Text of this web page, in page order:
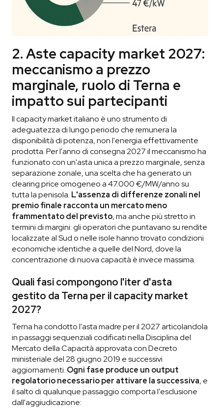
2. Aste capacity market 2027:
meccanismo a prezzo
marginale, ruolo di Terna e
impatto sui partecipanti
Il capacity market italiano è uno strumento di
adeguatezza di lungo periodo che remunera la
disponibilità di potenza, non l'energia effettivamente
prodotta. Per l'anno di consegna 2027 il meccanismo ha
funzionato con un'asta unica a prezzo marginale, senza
separazione zonale, una scelta che ha generato un
clearing price omogeneo a 47.000 €/MW/anno su
tutta la penisola. L'assenza di differenze zonali nel
premio finale racconta un mercato meno
frammentato del previsto, ma anche più stretto in
termini di margini: gli operatori che puntavano su rendite
localizzate al Sud o nelle isole hanno trovato condizioni
economiche identiche a quelle del Nord, dove la
concentrazione di nuova capacità è invece massima.
Quali fasi compongono l'iter d'asta
gestito da Terna per il capacity market
2027?
Terna ha condotto l'asta madre per il 2027 articolandola
in passaggi sequenziali codificati nella Disciplina del
Mercato della Capacità approvata con Decreto
ministeriale del 28 giugno 2019 e successivi
aggiornamenti. Ogni fase produce un output
regolatorio necessario per attivare la successiva, e
il salto di qualunque passaggio comporta l'esclusione
dall'aggiudicazione: